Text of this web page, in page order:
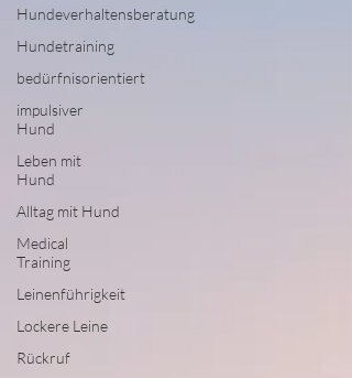
Hundeverhaltensberatung
Hundetraining
bedürfnisorientiert
impulsiver
Hund
Leben mit
Hund
Alltag mit Hund
Medical
Training
Leinenführigkeit
Lockere Leine
Rückruf